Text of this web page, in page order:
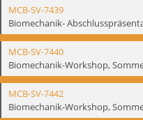
MCB-SV-7439
MCB-SV-7440
MCB-SV-7442